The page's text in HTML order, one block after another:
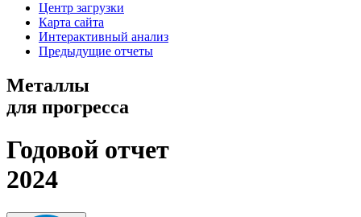
Центр загрузки
Карта сайта
Интерактивный анализ
Предыдущие отчеты
Металлы
для прогресса
Годовой отчет
2024